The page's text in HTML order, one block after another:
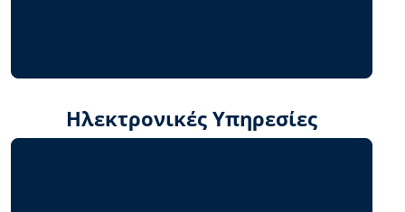
Ηλεκτρονικές Υπηρεσίες